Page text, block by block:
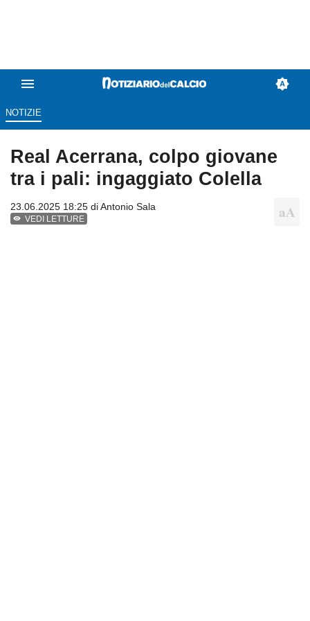
NOTIZIE
Real Acerrana, colpo giovane
tra i pali: ingaggiato Colella
23.06.2025 18:25 diAntonio Sala
VEDI LETTURE